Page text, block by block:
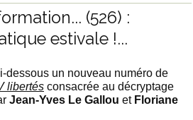
(526) :
estivale !...
dessous un nouveau numéro de
libertés consacrée au décryptage
Jean-Yves Le Gallou et Floriane